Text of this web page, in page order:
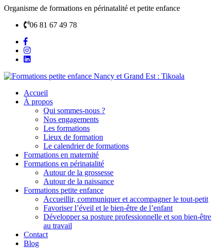
Organisme de formations en périnatalité et petite enfance
06 81 67 49 78
Accueil
À propos
Qui sommes-nous ?
Nos engagements
Les formations
Lieux de formation
Le calendrier de formations
Formations en maternité
Formations en périnatalité
Autour de la grossesse
Autour de la naissance
Formations petite enfance
Accueillir, communiquer et accompagner le tout-petit
Favoriser l’éveil et le bien-être de l’enfant
Développer sa posture professionnelle et son bien-être
au travail
Contact
Blog